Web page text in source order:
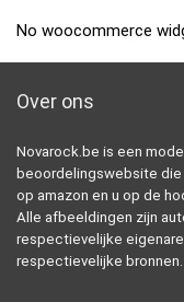
No woocommerce
Over ons
Novarock.be is een
beoordelingswebsite
op amazon en u op de
Alle afbeeldingen zijn
respectievelijke
respectievelijke bronnen.